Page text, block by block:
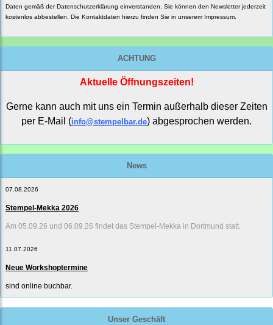
Daten gemäß der Datenschutzerklärung einverstanden. Sie können den Newsletter jederzeit
kostenlos abbestellen. Die Kontaktdaten hierzu finden Sie in unserem Impressum.
ACHTUNG
Aktuelle Öffnungszeiten!
Gerne kann auch mit uns ein Termin außerhalb dieser Zeiten
per E-Mail (info@stempelbar.de) abgesprochen werden.
News
07.08.2026
Stempel-Mekka 2026
Am 05.09.26 und 06.09.26 findet das Stempel-Mekka in Dortmund statt.
11.07.2026
Neue Workshoptermine
sind online buchbar.
Unser Geschäft